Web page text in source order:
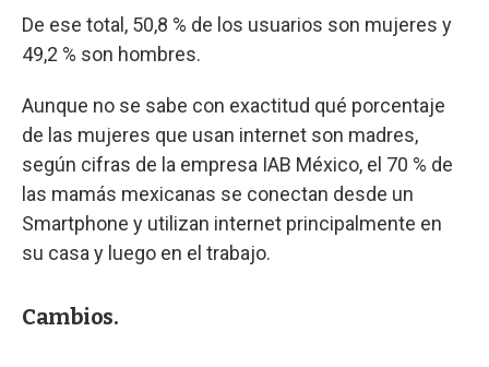
De ese total, 50,8 % de los usuarios son mujeres y
49,2 % son hombres.
Aunque no se sabe con exactitud qué porcentaje
de las mujeres que usan internet son madres,
según cifras de la empresa IAB México, el 70 % de
las mamás mexicanas se conectan desde un
Smartphone y utilizan internet principalmente en
su casa y luego en el trabajo.
Cambios.